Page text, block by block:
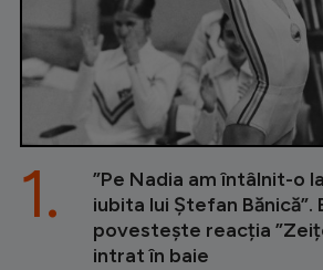
”Pe Nadia am întâlnit-o
iubita lui Ștefan
povestește reacția
intrat în baie
1.